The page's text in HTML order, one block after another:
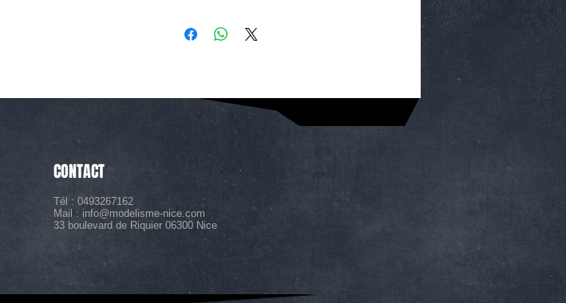
CONTACT
Tél : 0493267162
Mail : info@modelisme-nice.com
33 boulevard de Riquier 06300 Nice